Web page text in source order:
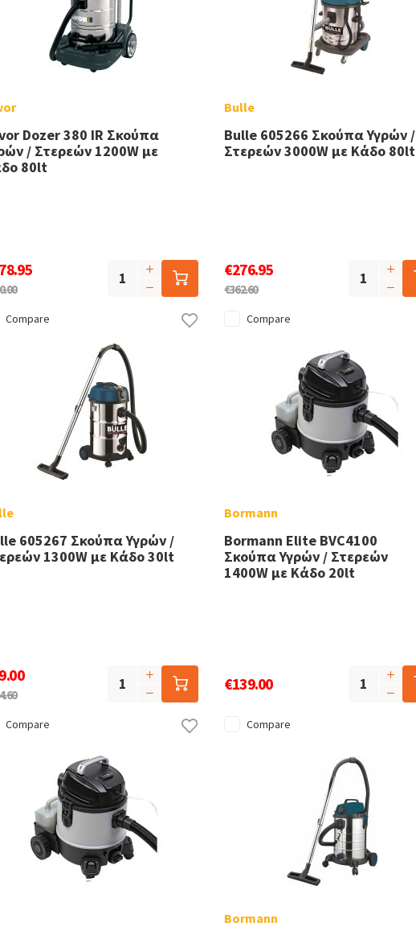
Dozer 380 IR Σκούπα
/ Στερεών 1200W με
80lt
Compare
Bulle
Bulle 605266 Σκούπα Υγρών /
Στερεών 3000W με Κάδο 80lt
€276.95
€362.60
Compare
605267 Σκούπα Υγρών /
1300W με Κάδο 30lt
Compare
Bormann
Bormann Elite BVC4100
Σκούπα Υγρών / Στερεών
1400W με Κάδο 20lt
€139.00
Compare
Bormann